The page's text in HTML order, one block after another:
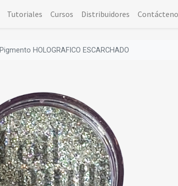
Tutoriales Cursos Distribuidores
Pigmento HOLOGRAFICO ESCARCHADO